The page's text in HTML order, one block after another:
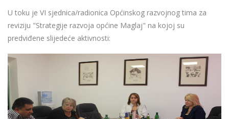
U toku je VI sjednica/radionica Općinskog razvojnog tima za
reviziju "Strategije razvoja općine Maglaj" na kojoj su
predviđene slijedeće aktivnosti:
...
Više...